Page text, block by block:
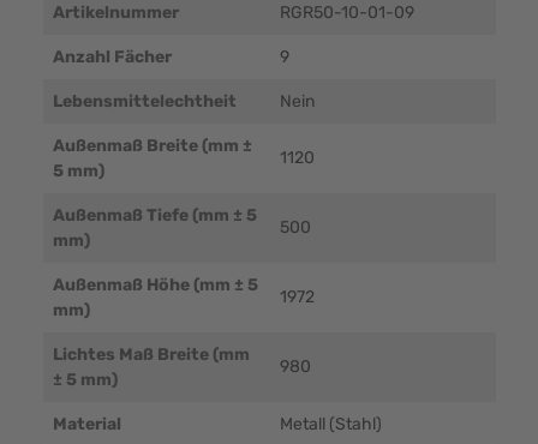
Artikelnummer RGR50-10-01-09
Anzahl Fächer 9
Lebensmittelechtheit Nein
Außenmaß Breite (mm ±
5 mm)
1120
Außenmaß Tiefe (mm ± 5
mm)
500
Außenmaß Höhe (mm ± 5
mm)
1972
Lichtes Maß Breite (mm
± 5 mm)
980
Material Metall (Stahl)